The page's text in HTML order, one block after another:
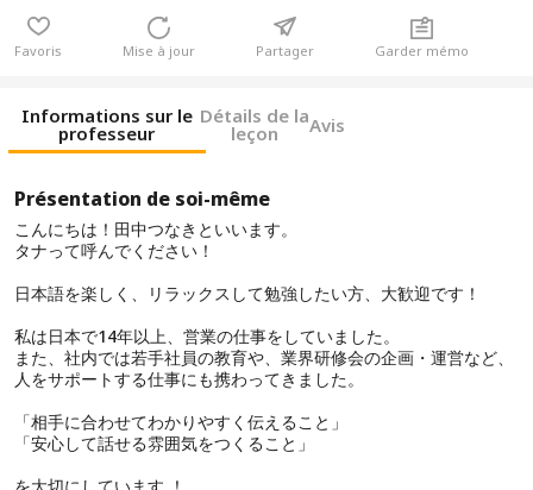
Favoris Mise à jour Partager Garder mémo
Informations sur le
professeur
Détails de la
leçon Avis
Présentation de soi-même
こんにちは！田中つなきといいます。
タナって呼んでください！
日本語を楽しく、リラックスして勉強したい方、大歓迎です！
私は日本で14年以上、営業の仕事をしていました。
また、社内では若手社員の教育や、業界研修会の企画・運営など、
人をサポートする仕事にも携わってきました。
「相手に合わせてわかりやすく伝えること」
「安心して話せる雰囲気をつくること」